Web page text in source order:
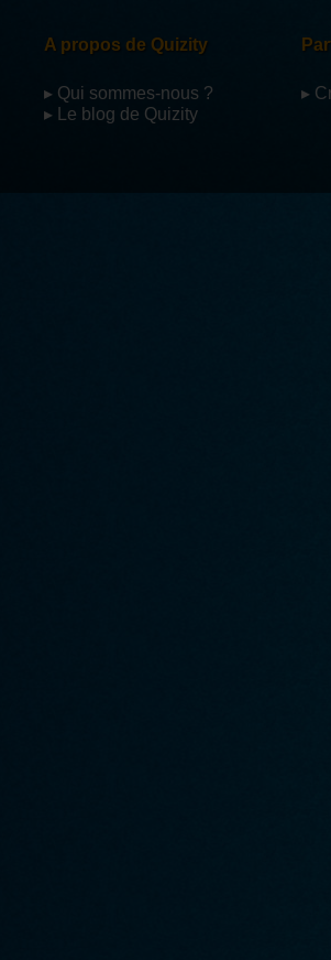
A propos de Quizity
▸ Qui sommes-nous ?
▸ Le blog de Quizity
▸